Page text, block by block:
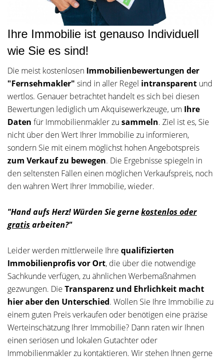
Ihre Immobilie ist genauso Individuell
wie Sie es sind!
Die meist kostenlosen Immobilienbewertungen der
"Fernsehmakler" sind in aller Regel intransparent und
wertlos. Genauer betrachtet handelt es sich bei diesen
Bewertungen lediglich um Akquisewerkzeuge, um Ihre
Daten für Immobilienmakler zu sammeln. Ziel ist es, Sie
nicht über den Wert Ihrer Immobilie zu informieren,
sondern Sie mit einem möglichst hohen Angebotspreis
zum Verkauf zu bewegen. Die Ergebnisse spiegeln in
den seltensten Fällen einen möglichen Verkaufspreis, noch
den wahren Wert Ihrer Immobilie, wieder.
"Hand aufs Herz! Würden Sie gernekostenlos oder
gratis arbeiten?"
Leider werden mittlerweile Ihre qualifizierten
Immobilienprofis vor Ort, die über die notwendige
Sachkunde verfügen, zu ähnlichen Werbemaßnahmen
gezwungen. Die Transparenz und Ehrlichkeit macht
hier aber den Unterschied. Wollen Sie Ihre Immobilie zu
einem guten Preis verkaufen oder benötigen eine präzise
Werteinschätzung Ihrer Immobilie? Dann raten wir Ihnen
einen seriösen und lokalen Gutachter oder
Immobilienmakler zu kontaktieren. Wir stehen Ihnen gerne